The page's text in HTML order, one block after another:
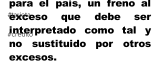
#tarjeta
#credito
para el país, un freno al
exceso que debe ser
interpretado como tal y
no sustituido por otros
excesos.